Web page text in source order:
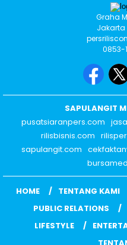
Graha
0853-
SAPULANGIT
pusatsiaranpers.com
rilisbisnis.com
sapulangit.com
HOME TENTANG KAMI
PUBLIC RELATIONS
LIFESTYLE